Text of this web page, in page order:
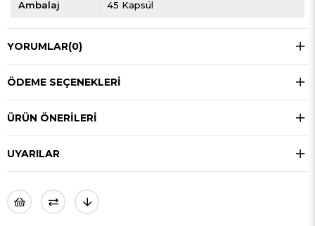
Ambalaj 45 Kapsül
YORUMLAR(0)
ÖDEME SEÇENEKLERI
ÜRÜN ÖNERILERI
UYARILAR